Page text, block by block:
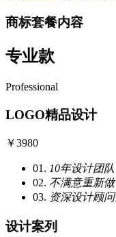
商标套餐内容
专业款
Professional
LOGO精品设计
￥3980
01. 10年设计团队
02. 不满意重新做
03. 资深设计顾
设计案列